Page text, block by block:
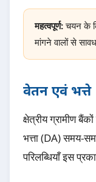
महत्वपूर्ण:चयन के
मांगने वालों से
वेतन एवं भत्ते
क्षेत्रीय ग्रामीण
भत्ता (DA) समय-
परिलब्धियाँ इस